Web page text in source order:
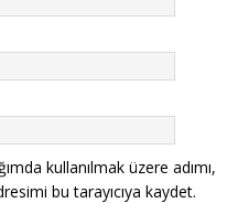
kullanılmak üzere adımı,
bu tarayıcıya kaydet.